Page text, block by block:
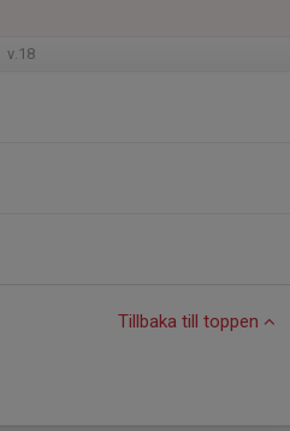
v.18
Tillbaka till toppen